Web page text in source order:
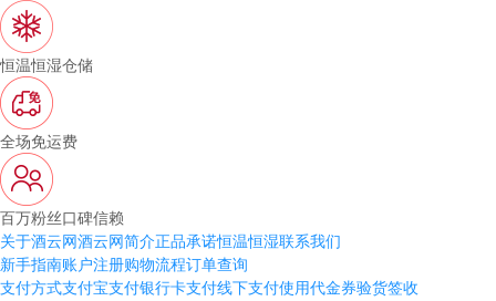
恒温恒湿仓储
全场免运费
百万粉丝口碑信赖
关于酒云网酒云网简介正品承诺恒温恒湿联系我们
新手指南账户注册购物流程订单查询
支付方式支付宝支付银行卡支付线下支付使用代金券验货签收